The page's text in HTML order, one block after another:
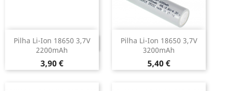
Pilha Li-Ion 18650 3,7V
2200mAh
Preço
3,90 €
DESCONTINUADO
Pilha Li-Ion 18650 3,7V
3200mAh
Preço
5,40 €